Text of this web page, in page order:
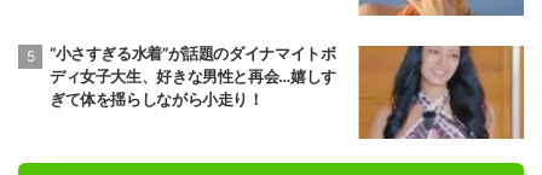
“小さすぎる水着”が話題のダイナマイトボ
ディ女子大生、好きな男性と再会…嬉しす
ぎて体を揺らしながら小走り！